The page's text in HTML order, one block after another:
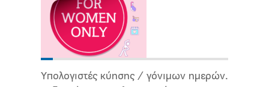
Υπολογιστές κύησης / γόνιμων ημερών.